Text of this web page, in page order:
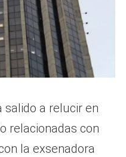
salido a relucir en
relacionadas con
la exsenadora